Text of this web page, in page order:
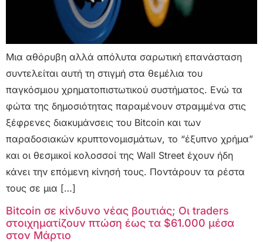
Μια αθόρυβη αλλά απόλυτα σαρωτική επανάσταση
συντελείται αυτή τη στιγμή στα θεμέλια του
παγκόσμιου χρηματοπιστωτικού συστήματος. Ενώ τα
φώτα της δημοσιότητας παραμένουν στραμμένα στις
ξέφρενες διακυμάνσεις του Bitcoin και των
παραδοσιακών κρυπτονομισμάτων, το “έξυπνο χρήμα”
και οι θεσμικοί κολοσσοί της Wall Street έχουν ήδη
κάνει την επόμενη κίνησή τους. Ποντάρουν τα ρέστα
τους σε μια […]
Bitcoin σε κίνδυνο νέας βουτιάς; Οι traders
στοιχηματίζουν πτώση έως τα $61.000 μέσα
στον Μάρτιο